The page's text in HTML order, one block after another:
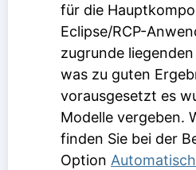
für die
Eclipse/RCP-
zugrunde
was zu guten
vorausgesetzt es
Modelle vergeben.
finden Sie bei der
Option